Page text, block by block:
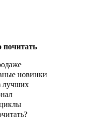
почитать
новинки
лучших